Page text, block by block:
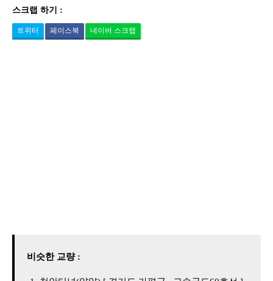
스크랩 하기 :
트위터 페이스북 네이버 스크랩
비슷한 교량 :